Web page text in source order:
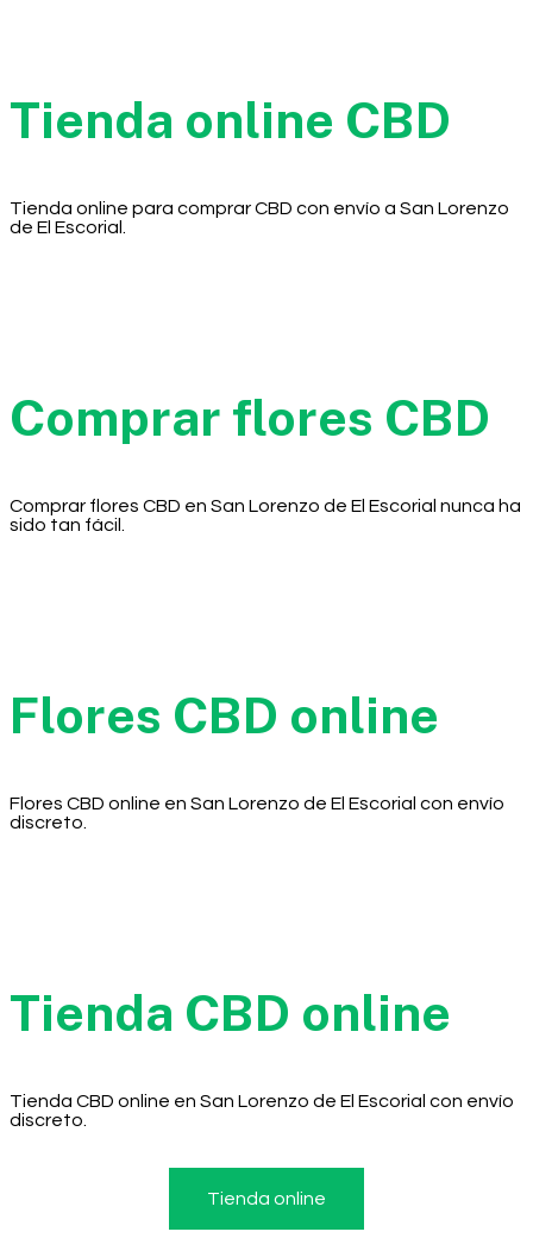
Tienda online CBD
Tienda online para comprar CBD con envío a San Lorenzo
de El Escorial.
Comprar flores CBD
Comprar flores CBD en San Lorenzo de El Escorial nunca ha
sido tan fácil.
Flores CBD online
Flores CBD online en San Lorenzo de El Escorial con envío
discreto.
Tienda CBD online
Tienda CBD online en San Lorenzo de El Escorial con envío
discreto.
Tienda online